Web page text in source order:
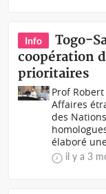
Info
Togo-
coopération
prioritaires
Prof
Affaires
des
élaboré
il y a 3